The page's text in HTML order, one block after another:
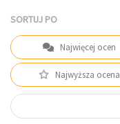
SORTUJ PO
Najwięcej ocen
Najwyższa ocena